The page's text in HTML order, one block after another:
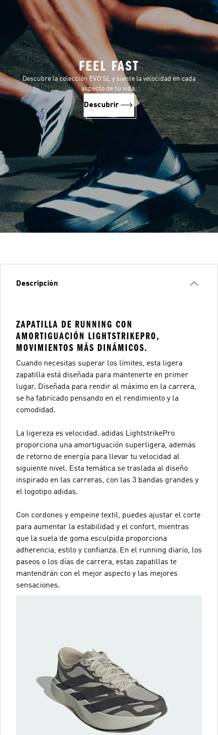
FEEL FAST
Descubre la colección EVO SL y siente la velocidad en cada
aspecto de tu vida.
Descubrir
Descripción
ZAPATILLA DE RUNNING CON
AMORTIGUACIÓN LIGHTSTRIKEPRO,
MOVIMIENTOS MÁS DINÁMICOS.
Cuando necesitas superar los límites, esta ligera
zapatilla está diseñada para mantenerte en primer
lugar. Diseñada para rendir al máximo en la carrera,
se ha fabricado pensando en el rendimiento y la
comodidad.
La ligereza es velocidad. adidas LightstrikePro
proporciona una amortiguación superligera, además
de retorno de energía para llevar tu velocidad al
siguiente nivel. Esta temática se traslada al diseño
inspirado en las carreras, con las 3 bandas grandes y
el logotipo adidas.
Con cordones y empeine textil, puedes ajustar el corte
para aumentar la estabilidad y el confort, mientras
que la suela de goma esculpida proporciona
adherencia, estilo y confianza. En el running diario, los
paseos o los días de carrera, estas zapatillas te
mantendrán con el mejor aspecto y las mejores
sensaciones.